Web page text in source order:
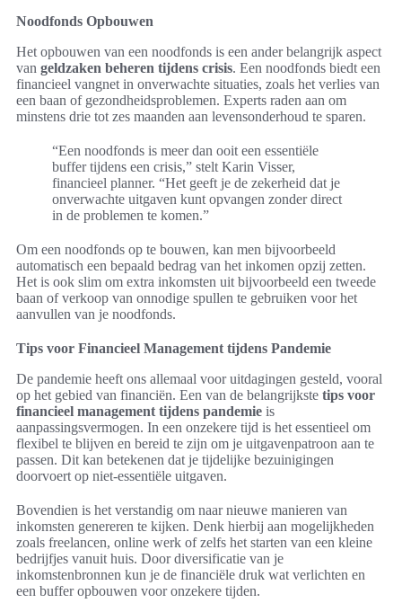
Noodfonds Opbouwen
Het opbouwen van een noodfonds is een ander belangrijk aspect
van geldzaken beheren tijdens crisis. Een noodfonds biedt een
financieel vangnet in onverwachte situaties, zoals het verlies van
een baan of gezondheidsproblemen. Experts raden aan om
minstens drie tot zes maanden aan levensonderhoud te sparen.
“Een noodfonds is meer dan ooit een essentiële
buffer tijdens een crisis,” stelt Karin Visser,
financieel planner. “Het geeft je de zekerheid dat je
onverwachte uitgaven kunt opvangen zonder direct
in de problemen te komen.”
Om een noodfonds op te bouwen, kan men bijvoorbeeld
automatisch een bepaald bedrag van het inkomen opzij zetten.
Het is ook slim om extra inkomsten uit bijvoorbeeld een tweede
baan of verkoop van onnodige spullen te gebruiken voor het
aanvullen van je noodfonds.
Tips voor Financieel Management tijdens Pandemie
De pandemie heeft ons allemaal voor uitdagingen gesteld, vooral
op het gebied van financiën. Een van de belangrijkste tips voor
financieel management tijdens pandemie is
aanpassingsvermogen. In een onzekere tijd is het essentieel om
flexibel te blijven en bereid te zijn om je uitgavenpatroon aan te
passen. Dit kan betekenen dat je tijdelijke bezuinigingen
doorvoert op niet-essentiële uitgaven.
Bovendien is het verstandig om naar nieuwe manieren van
inkomsten genereren te kijken. Denk hierbij aan mogelijkheden
zoals freelancen, online werk of zelfs het starten van een kleine
bedrijfjes vanuit huis. Door diversificatie van je
inkomstenbronnen kun je de financiële druk wat verlichten en
een buffer opbouwen voor onzekere tijden.